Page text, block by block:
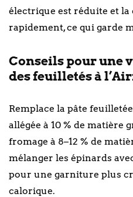
électrique est réduite et
rapidement, ce qui garde
Conseils pour une
des feuilletés à
Remplace la pâte
allégée à 10 % de matière
fromage à 8–12 % de
mélanger les épinards
pour une garniture plus
calorique.